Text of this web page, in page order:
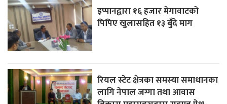
इप्पानद्वारा १६ हजार मेगावाटको
पिपिए खुलासहित १३ बुँदे माग
रियल स्टेट क्षेत्रका समस्या समाधानका
लागि नेपाल जग्गा तथा आवास